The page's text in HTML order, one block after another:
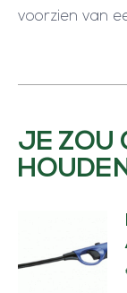
T
a
voorzien van
JE ZOU